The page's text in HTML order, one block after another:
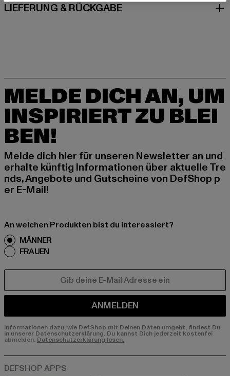
LIEFERUNG & RÜCKGABE
MELDE DICH AN, UM
INSPIRIERT ZU BLEI
BEN!
Melde dich hier für unseren Newsletter an und
erhalte künftig Informationen über aktuelle Tre
nds, Angebote und Gutscheine von DefShop p
er E-Mail!
An welchen Produkten bist du interessiert?
MÄNNER
FRAUEN
ANMELDEN
Informationen dazu, wie DefShop mit Deinen Daten umgeht, findest Du
in unserer Datenschutzerklärung. Du kannst Dich jederzeit kostenfei
abmelden. Datenschutzerklärung lesen.